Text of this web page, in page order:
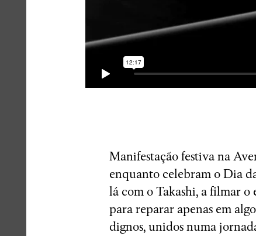
Manifestação festiva na
enquanto celebram o Dia
lá com o Takashi, a filmar
para reparar apenas em
dignos, unidos numa